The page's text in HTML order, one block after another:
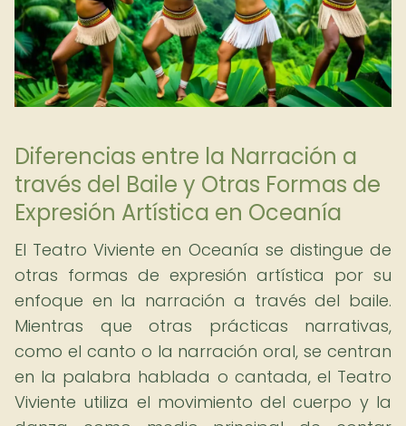
Diferencias entre la Narración a
través del Baile y Otras Formas de
Expresión Artística en Oceanía
El Teatro Viviente en Oceanía se distingue de
otras formas de expresión artística por su
enfoque en la narración a través del baile.
Mientras que otras prácticas narrativas,
como el canto o la narración oral, se centran
en la palabra hablada o cantada, el Teatro
Viviente utiliza el movimiento del cuerpo y la